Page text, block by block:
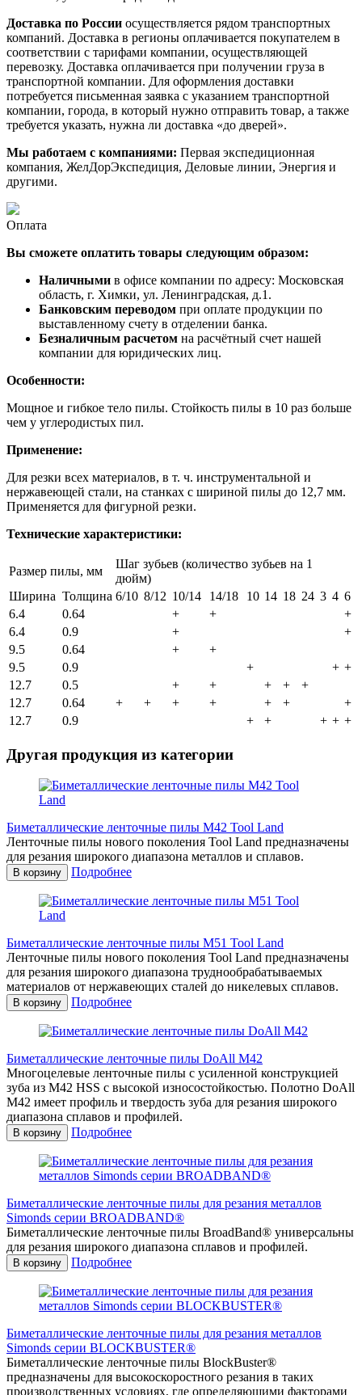
Доставка по России осуществляется рядом транспортных
компаний. Доставка в регионы оплачивается покупателем в
соответствии с тарифами компании, осуществляющей
перевозку. Доставка оплачивается при получении груза в
транспортной компании. Для оформления доставки
потребуется письменная заявка с указанием транспортной
компании, города, в который нужно отправить товар, а также
требуется указать, нужна ли доставка «до дверей».
Мы работаем с компаниями: Первая экспедиционная
компания, ЖелДорЭкспедиция, Деловые линии, Энергия и
другими.
Оплата
Вы сможете оплатить товары следующим образом:
Наличными в офисе компании по адресу: Московская
область, г. Химки, ул. Ленинградская, д.1.
Банковским переводом при оплате продукции по
выставленному счету в отделении банка.
Безналичным расчетом на расчётный счет нашей
компании для юридических лиц.
Особенности:
Мощное и гибкое тело пилы. Стойкость пилы в 10 раз больше
чем у углеродистых пил.
Применение:
Для резки всех материалов, в т. ч. инструментальной и
нержавеющей стали, на станках с шириной пилы до 12,7 мм.
Применяется для фигурной резки.
Технические характеристики:
Размер пилы, мм
Шаг зубьев (количество зубьев на 1
дюйм)
Ширина Толщина 6/10 8/12 10/14 14/18 10 14 18 24 3 4 6
6.4
0.64 + +
+
6.4
0.9 +
+
9.5
0.64 +
+
9.5
0.9 + + +
12.7
0.5 + + + +
+
12.7
0.64 + + + + + +
+
12.7
0.9 + + + + +
Другая продукция из категории
Биметаллические ленточные пилы М42 Tool Land
Ленточные пилы нового поколения Tool Land предназначены
для резания широкого диапазона металлов и сплавов.
В корзину Подробнее
Биметаллические ленточные пилы М51 Tool Land
Ленточные пилы нового поколения Tool Land предназначены
для резания широкого диапазона труднообрабатываемых
материалов от нержавеющих сталей до никелевых сплавов.
В корзину Подробнее
Биметаллические ленточные пилы DoAll M42
Многоцелевые ленточные пилы с усиленной конструкцией
зуба из М42 HSS с высокой износостойкостью. Полотно DoAll
М42 имеет профиль и твердость зуба для резания широкого
диапазона сплавов и профилей.
В корзину Подробнее
Биметаллические ленточные пилы для резания металлов
Simonds серии BROADBAND®
Биметаллические ленточные пилы BroadBand® универсальны
для резания широкого диапазона сплавов и профилей.
В корзину Подробнее
Биметаллические ленточные пилы для резания металлов
Simonds серии BLOCKBUSTER®
Биметаллические ленточные пилы BlockBuster®
предназначены для высокоскоростного резания в таких
производственных условиях, где определяющими факторами